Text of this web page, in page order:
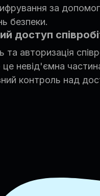
за
безпеки.
доступ
авторизація
невід'ємна
контроль над